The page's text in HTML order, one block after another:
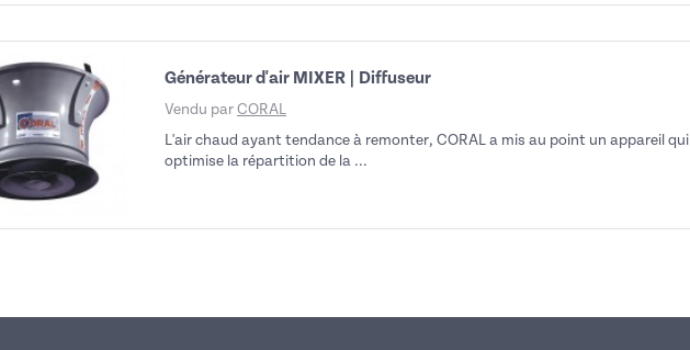
Générateur d'air MIXER | Diffuseur
Vendu par CORAL
L'air chaud ayant tendance à remonter, CORAL a mis au point un appareil qui
optimise la répartition de la ...